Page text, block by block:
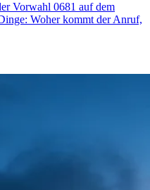
Vorwahl 0681 auf dem
Woher kommt der Anruf,